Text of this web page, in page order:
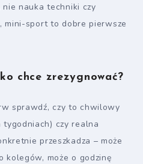
nauka techniki czy
mini-sport to dobre pierwsze
chce zrezygnować?
sprawdź, czy to chwilowy
tygodniach) czy realna
przeszkadza – może
kolegów, może o godzinę